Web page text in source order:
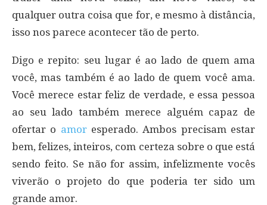
qualquer outra coisa que for, e mesmo à distância,
isso nos parece acontecer tão de perto.
Digo e repito: seu lugar é ao lado de quem ama
você, mas também é ao lado de quem você ama.
Você merece estar feliz de verdade, e essa pessoa
ao seu lado também merece alguém capaz de
ofertar o amoresperado. Ambos precisam estar
bem, felizes, inteiros, com certeza sobre o que está
sendo feito. Se não for assim, infelizmente vocês
viverão o projeto do que poderia ter sido um
grande amor.